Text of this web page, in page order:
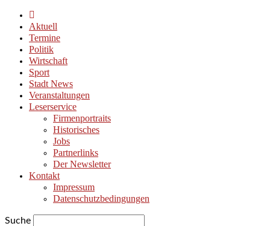
Aktuell
Termine
Politik
Wirtschaft
Sport
Stadt News
Veranstaltungen
Leserservice
Firmenportraits
Historisches
Jobs
Partnerlinks
Der Newsletter
Kontakt
Impressum
Datenschutzbedingungen
Suche